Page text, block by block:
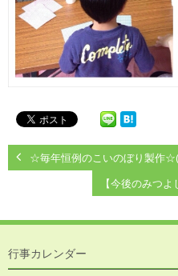
☆毎年恒例のこいのぼり製作
【今後のみつ
行事カレンダー